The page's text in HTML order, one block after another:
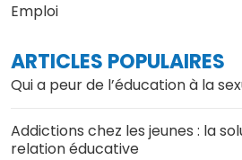
Emploi
ARTICLES POPULAIRES
Qui a peur de l’éducation à la
Addictions chez les jeunes : la
relation éducative